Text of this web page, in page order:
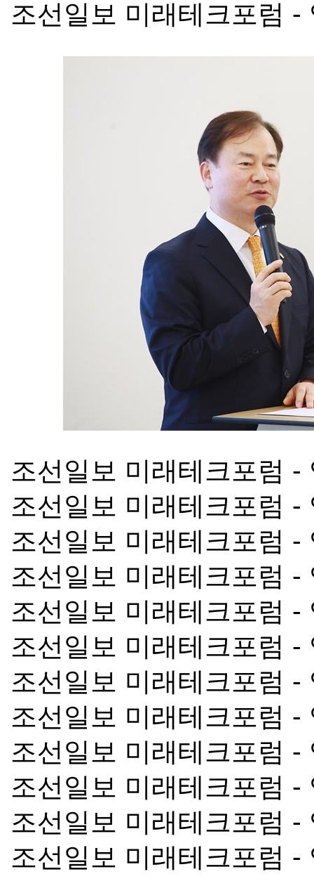
조선일보 미래테크포럼 -
조선일보 미래테크포럼 -
조선일보 미래테크포럼 -
조선일보 미래테크포럼 -
조선일보 미래테크포럼 -
조선일보 미래테크포럼 -
조선일보 미래테크포럼 -
조선일보 미래테크포럼 -
조선일보 미래테크포럼 -
조선일보 미래테크포럼 -
조선일보 미래테크포럼 -
조선일보 미래테크포럼 -
조선일보 미래테크포럼 -